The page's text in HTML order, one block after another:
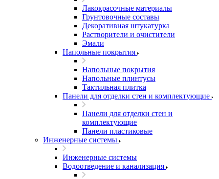
Лакокрасочные материалы
Грунтовочные составы
Декоративная штукатурка
Растворители и очистители
Эмали
Напольные покрытия
Напольные покрытия
Напольные плинтусы
Тактильная плитка
Панели для отделки стен и комплектующие
Панели для отделки стен и
комплектующие
Панели пластиковые
Инженерные системы
Инженерные системы
Водоотведение и канализация